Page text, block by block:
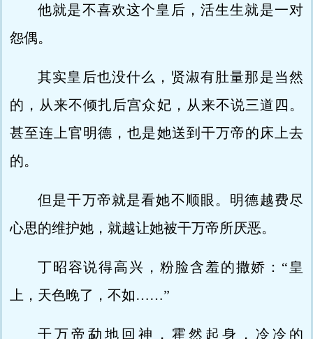
他就是不喜欢这个皇后，活生生就是一对
怨偶。
其实皇后也没什么，贤淑有肚量那是当然
的，从来不倾扎后宫众妃，从来不说三道四。
甚至连上官明德，也是她送到干万帝的床上去
的。
但是干万帝就是看她不顺眼。明德越费尽
心思的维护她，就越让她被干万帝所厌恶。
丁昭容说得高兴，粉脸含羞的撒娇：“皇
上，天色晚了，不如……”
干万帝勐地回神，霍然起身，冷冷的